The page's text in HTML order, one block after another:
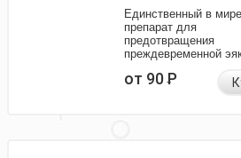
Единственный в мире
препарат для
предотвращения
преждевременной
от 90Р